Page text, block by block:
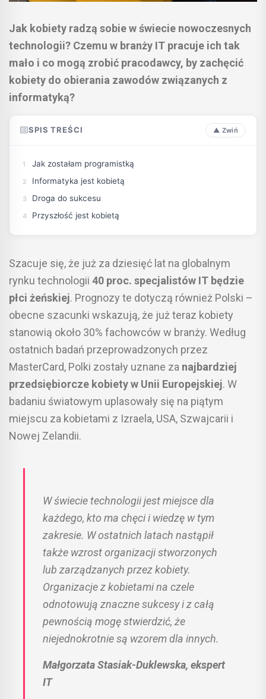
Jak kobiety radzą sobie w świecie nowoczesnych
technologii? Czemu w branży IT pracuje ich tak
mało i co mogą zrobić pracodawcy, by zachęcić
kobiety do obierania zawodów związanych z
informatyką?
SPIS TREŚCI
Jak zostałam programistką
Informatyka jest kobietą
Droga do sukcesu
Przyszłość jest kobietą
Szacuje się, że już za dziesięć lat na globalnym
rynku technologii 40 proc. specjalistów IT będzie
płci żeńskiej. Prognozy te dotyczą również Polski –
obecne szacunki wskazują, że już teraz kobiety
stanowią około 30% fachowców w branży. Według
ostatnich badań przeprowadzonych przez
MasterCard, Polki zostały uznane za najbardziej
przedsiębiorcze kobiety w Unii Europejskiej. W
badaniu światowym uplasowały się na piątym
miejscu za kobietami z Izraela, USA, Szwajcarii i
Nowej Zelandii.
W świecie technologii jest miejsce dla
każdego, kto ma chęci i wiedzę w tym
zakresie. W ostatnich latach nastąpił
także wzrost organizacji stworzonych
lub zarządzanych przez kobiety.
Organizacje z kobietami na czele
odnotowują znaczne sukcesy i z całą
pewnością mogę stwierdzić, że
niejednokrotnie są wzorem dla innych.
Małgorzata Stasiak-Duklewska, ekspert
IT